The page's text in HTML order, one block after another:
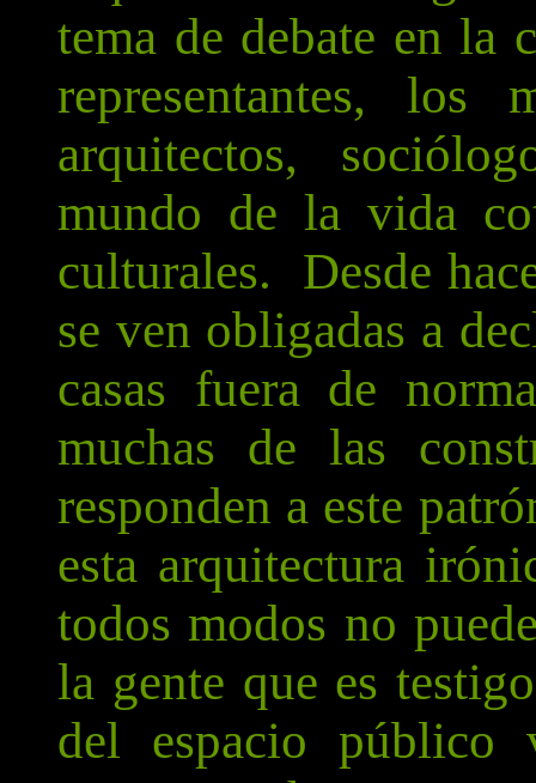
tema de debate en la
representantes, los
arquitectos,
mundo de la vida
culturales. Desde
se ven obligadas a
casas fuera de
muchas de las
responden a este
esta arquitectura
todos modos no
la gente que es
del espacio público